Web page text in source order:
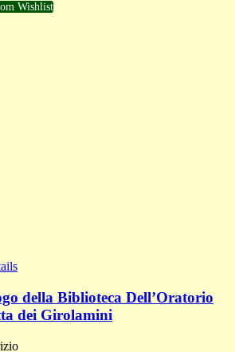
Wishlist
della Biblioteca Dell’Oratorio
dei Girolamini